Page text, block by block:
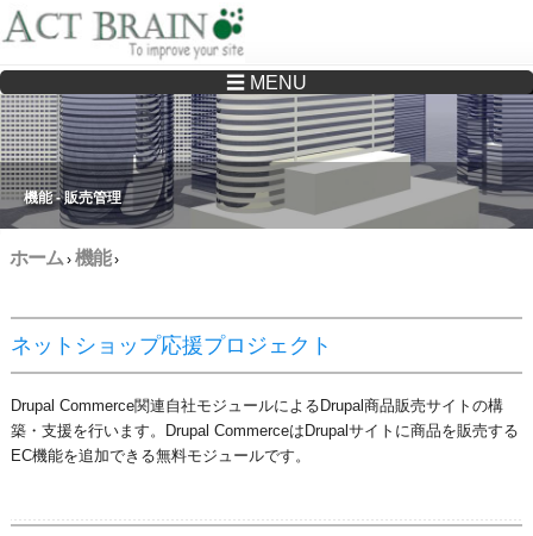
Drupalサイトの制作・保守をどこに頼んでいいか分からない方へ…まずはご相談く
ださい
☰ MENU
機能 - 販売管理
ホーム› 機能›
ネットショップ応援プロジェクト
Drupal Commerce関連自社モジュールによるDrupal商品販売サイトの構
築・支援を行います。Drupal CommerceはDrupalサイトに商品を販売する
EC機能を追加できる無料モジュールです。